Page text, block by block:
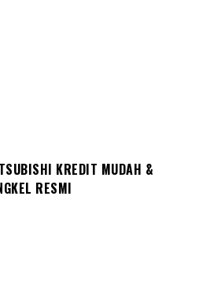
KREDIT MUDAH &
RESMI